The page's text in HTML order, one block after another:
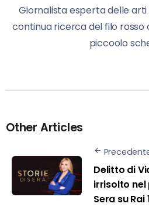
Giornalista esperta delle
continua ricerca del filo rosso
piccoolo
Other Articles
Delitto di
irrisolto
Sera su Rai